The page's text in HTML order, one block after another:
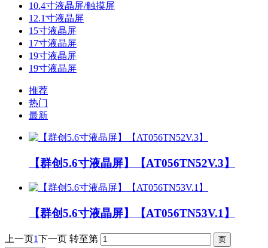
10.4寸液晶屏/触摸屏
12.1寸液晶屏
15寸液晶屏
17寸液晶屏
19寸液晶屏
19寸液晶屏
推荐
热门
最新
【群创5.6寸液晶屏】【AT056TN52V.3】
【群创5.6寸液晶屏】【AT056TN53V.1】
上一页1下一页 转至第